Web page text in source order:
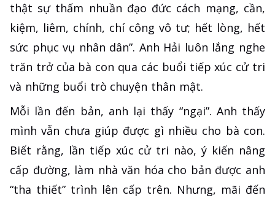
thật sự thấm nhuần đạo đức cách mạng, cần,
kiệm, liêm, chính, chí công vô tư; hết lòng, hết
sức phục vụ nhân dân”. Anh Hải luôn lắng nghe
trăn trở của bà con qua các buổi tiếp xúc cử tri
và những buổi trò chuyện thân mật.
Mỗi lần đến bản, anh lại thấy “ngại”. Anh thấy
mình vẫn chưa giúp được gì nhiều cho bà con.
Biết rằng, lần tiếp xúc cử tri nào, ý kiến nâng
cấp đường, làm nhà văn hóa cho bản được anh
“tha thiết” trình lên cấp trên. Nhưng, mãi đến